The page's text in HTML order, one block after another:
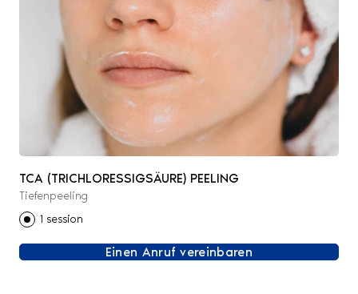
TCA (TRICHLORESSIGSÄURE) PEELING
Tiefenpeeling
1 session
Einen Anruf vereinbaren